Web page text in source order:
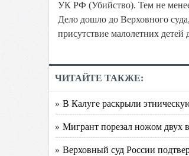
УК РФ (Убийство). Тем не
Дело дошло до Верховного
присутствие малолетних
ЧИТАЙТЕ ТАКЖЕ:
» В Калуге раскрыли
» Мигрант порезал ножом двух
» Верховный суд России